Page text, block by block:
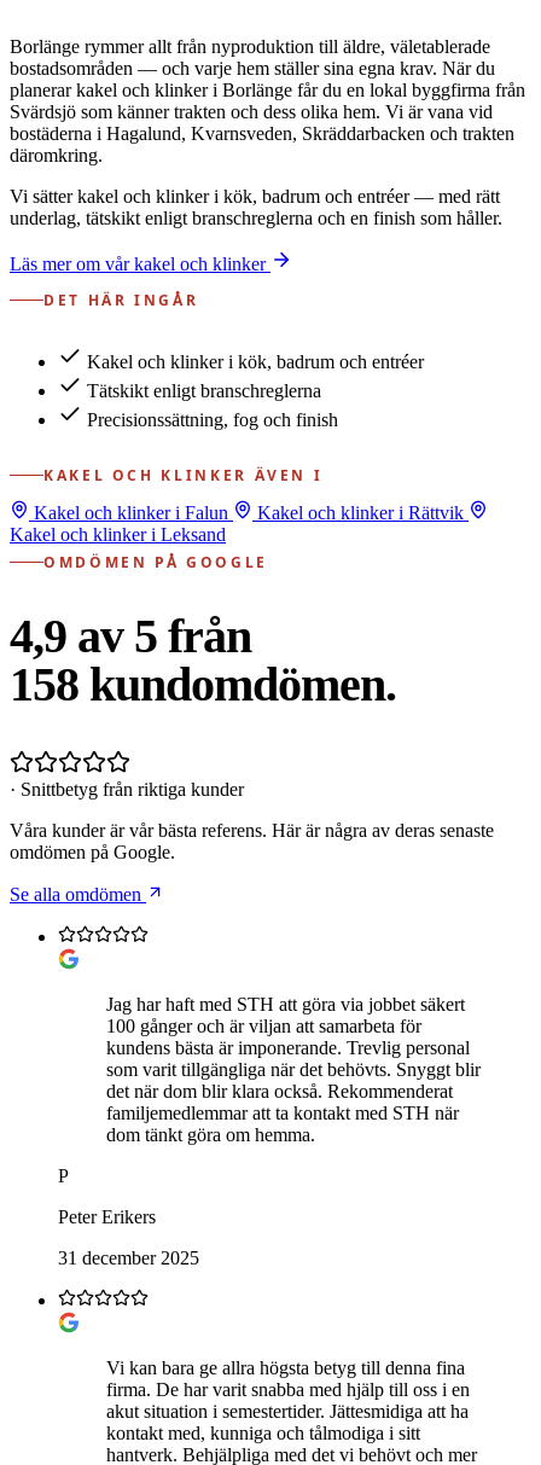
Borlänge rymmer allt från nyproduktion till äldre, väletablerade
bostadsområden — och varje hem ställer sina egna krav. När du
planerar kakel och klinker i Borlänge får du en lokal byggfirma från
Svärdsjö som känner trakten och dess olika hem. Vi är vana vid
bostäderna i Hagalund, Kvarnsveden, Skräddarbacken och trakten
däromkring.
Vi sätter kakel och klinker i kök, badrum och entréer — med rätt
underlag, tätskikt enligt branschreglerna och en finish som håller.
Läs mer om vår kakel och klinker
DET HÄR INGÅR
Kakel och klinker i kök, badrum och entréer
Tätskikt enligt branschreglerna
Precisionssättning, fog och finish
KAKEL OCH KLINKER ÄVEN I
Kakel och klinker i Falun
Kakel och klinker i Rättvik
Kakel och klinker i Leksand
OMDÖMEN PÅ GOOGLE
4,9 av 5 från
158 kundomdömen.
· Snittbetyg från riktiga kunder
Våra kunder är vår bästa referens. Här är några av deras senaste
omdömen på Google.
Se alla omdömen
Jag har haft med STH att göra via jobbet säkert
100 gånger och är viljan att samarbeta för
kundens bästa är imponerande. Trevlig personal
som varit tillgängliga när det behövts. Snyggt blir
det när dom blir klara också. Rekommenderat
familjemedlemmar att ta kontakt med STH när
dom tänkt göra om hemma.
P
Peter Erikers
31 december 2025
Vi kan bara ge allra högsta betyg till denna fina
firma. De har varit snabba med hjälp till oss i en
akut situation i semestertider. Jättesmidiga att ha
kontakt med, kunniga och tålmodiga i sitt
hantverk. Behjälpliga med det vi behövt och mer